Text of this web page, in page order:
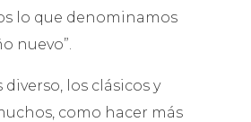
lo que denominamos
nuevo”.
diverso, los clásicos y
como hacer más